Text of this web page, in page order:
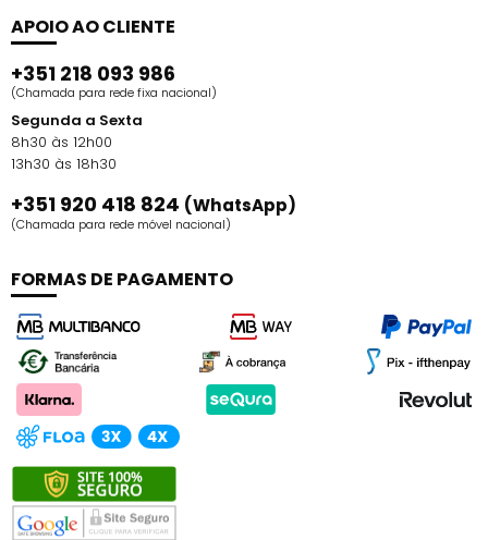
APOIO AO CLIENTE
+351 218 093 986
(Chamada para rede fixa nacional)
Segunda a Sexta
8h30 às 12h00
13h30 às 18h30
+351 920 418 824 (WhatsApp)
(Chamada para rede móvel nacional)
FORMAS DE PAGAMENTO